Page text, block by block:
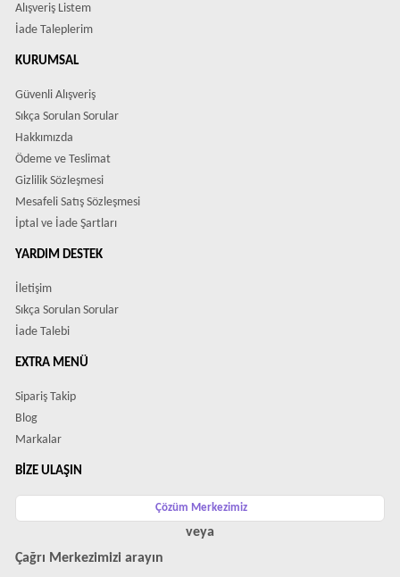
Alışveriş Listem
İade Taleplerim
KURUMSAL
Güvenli Alışveriş
Sıkça Sorulan Sorular
Hakkımızda
Ödeme ve Teslimat
Gizlilik Sözleşmesi
Mesafeli Satış Sözleşmesi
İptal ve İade Şartları
YARDIM DESTEK
İletişim
Sıkça Sorulan Sorular
İade Talebi
EXTRA MENÜ
Sipariş Takip
Blog
Markalar
BIZE ULAŞIN
Çözüm Merkezimiz
veya
Çağrı Merkezimizi arayın